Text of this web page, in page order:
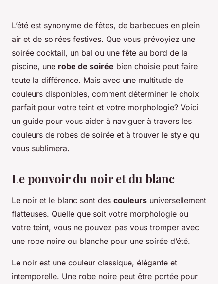
L’été est synonyme de fêtes, de barbecues en plein
air et de soirées festives. Que vous prévoyiez une
soirée cocktail, un bal ou une fête au bord de la
piscine, une robe de soirée bien choisie peut faire
toute la différence. Mais avec une multitude de
couleurs disponibles, comment déterminer le choix
parfait pour votre teint et votre morphologie? Voici
un guide pour vous aider à naviguer à travers les
couleurs de robes de soirée et à trouver le style qui
vous sublimera.
Le pouvoir du noir et du blanc
Le noir et le blanc sont des couleurs universellement
flatteuses. Quelle que soit votre morphologie ou
votre teint, vous ne pouvez pas vous tromper avec
une robe noire ou blanche pour une soirée d’été.
Le noir est une couleur classique, élégante et
intemporelle. Une robe noire peut être portée pour